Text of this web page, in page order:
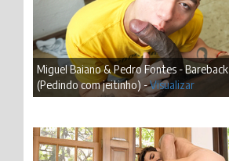
Miguel Baiano & Pedro Fontes - Bareback
(Pedindo com jeitinho) -Visualizar